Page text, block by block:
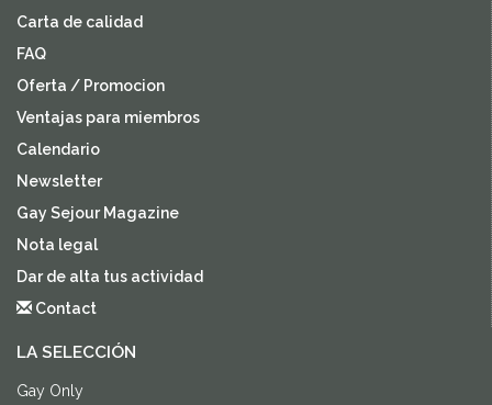
Carta de calidad
FAQ
Oferta / Promocion
Ventajas para miembros
Calendario
Newsletter
Gay Sejour Magazine
Nota legal
Dar de alta tus actividad
Contact
LA SELECCIÓN
Gay Only